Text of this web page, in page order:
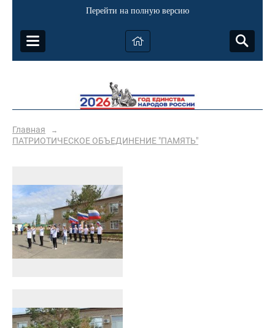
Перейти на полную версию
Главная →
ПАТРИОТИЧЕСКОЕ ОБЪЕДИНЕНИЕ "ПАМЯТЬ"